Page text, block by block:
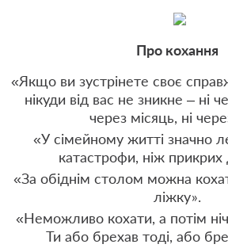
Про кохання
«Якщо ви зустрінете своє
нікуди від вас не зникне – ні
через місяць, ні
«У сімейному житті значно
катастрофи, ніж прикрих
«За обіднім столом можна
ліжку».
«Неможливо кохати, а потім
Ти або брехав тоді, або